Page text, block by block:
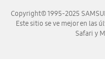
Copyright© 1995-2025
Este sitio se ve mejor en las
Safari y